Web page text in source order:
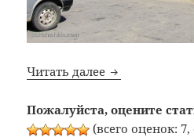
Читать далее Bon Appetit:
Пожалуйста, оцените
(всего оценок: 7,